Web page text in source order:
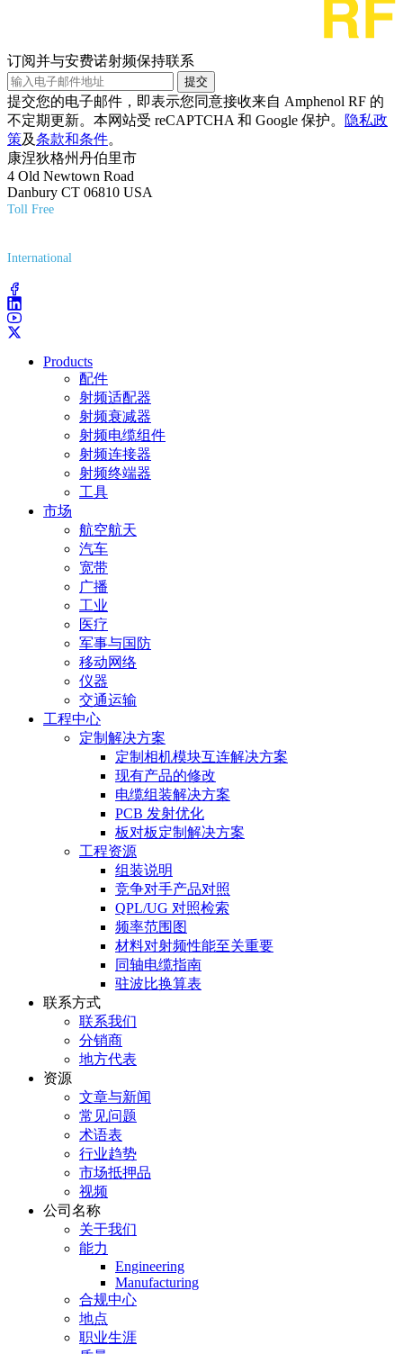
订阅并与安费诺射频保持联系
提交
提交您的电子邮件，即表示您同意接收来自 Amphenol RF 的
不定期更新。本网站受 reCAPTCHA 和 Google 保护。
隐私政
策及条款和条件。
康涅狄格州丹伯里市
4 Old Newtown Road
Danbury CT 06810 USA
Toll Free
International
Products
配件
射频适配器
射频衰减器
射频电缆组件
射频连接器
射频终端器
工具
市场
航空航天
汽车
宽带
广播
工业
医疗
军事与国防
移动网络
仪器
交通运输
工程中心
定制解决方案
定制相机模块互连解决方案
现有产品的修改
电缆组装解决方案
PCB 发射优化
板对板定制解决方案
工程资源
组装说明
竞争对手产品对照
QPL/UG 对照检索
频率范围图
材料对射频性能至关重要
同轴电缆指南
驻波比换算表
联系方式
联系我们
分销商
地方代表
资源
文章与新闻
常见问题
术语表
行业趋势
市场抵押品
视频
公司名称
关于我们
能力
Engineering
Manufacturing
合规中心
地点
职业生涯